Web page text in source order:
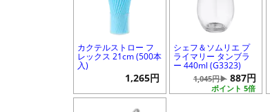
カクテルストロー フ
レックス 21cm (500本
入)
1,265円
シェフ＆ソムリエ プ
ライマリー タンブラ
ー 440ml (G3323)
ポイント 5倍
1,045円▶ 887円